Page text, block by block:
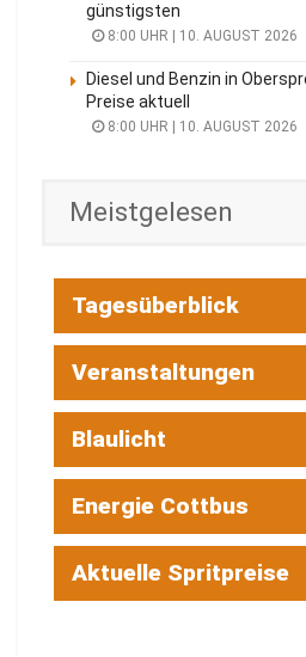
günstigsten
8:00 UHR | 10. AUGUST 2026
Diesel und Benzin in
Preise aktuell
8:00 UHR | 10. AUGUST 2026
Meistgelesen
Tagesüberblick
Veranstaltungen
Blaulicht
Energie Cottbus
Aktuelle Spritpreise